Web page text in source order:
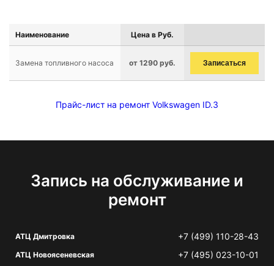
Наименование Цена в Руб.
Замена топливного насоса от 1290 руб. Записаться
Прайс-лист на ремонт Volkswagen ID.3
Запись на обслуживание и
ремонт
АТЦ Дмитровка +7 (499) 110-28-43
АТЦ Новоясеневская +7 (495) 023-10-01